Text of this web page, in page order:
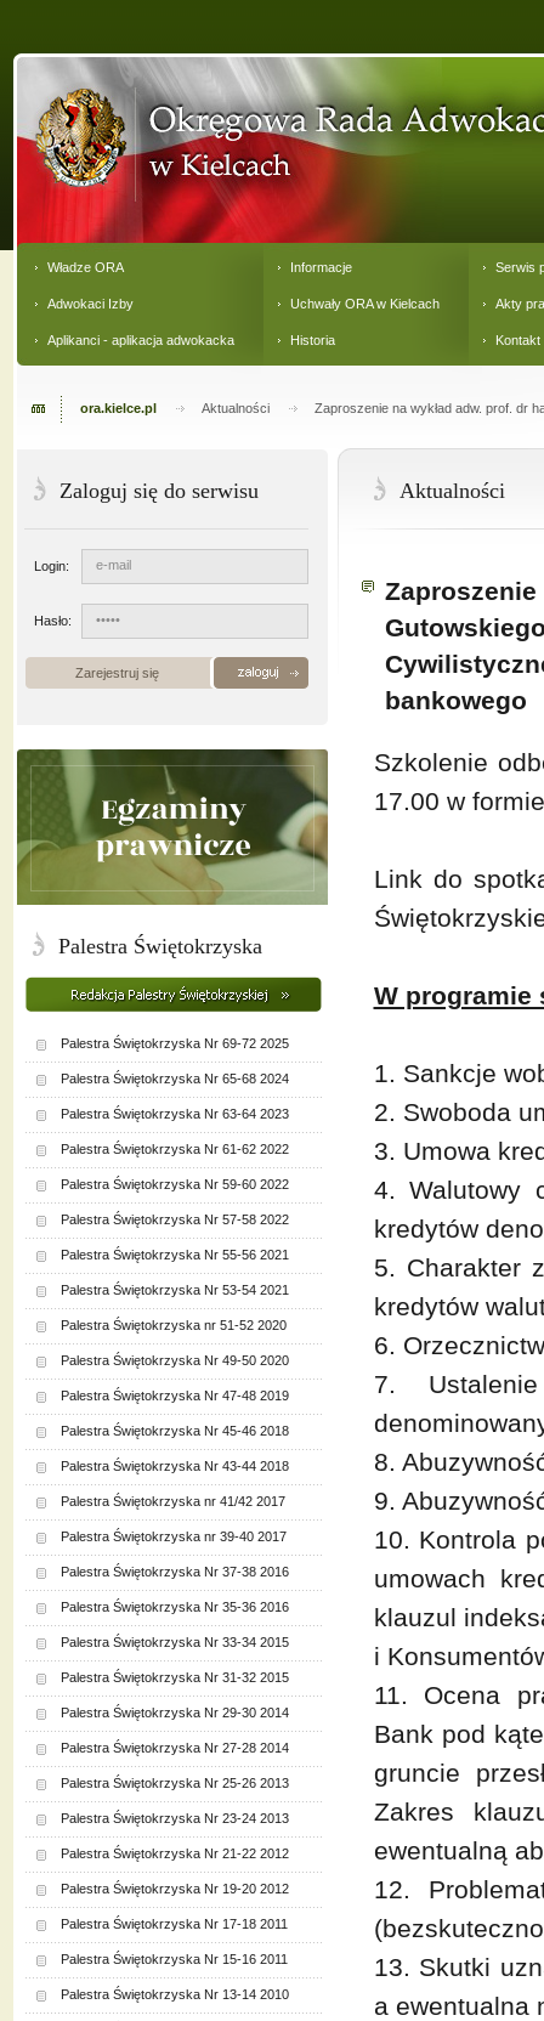
Władze ORA
Adwokaci Izby
Aplikanci - aplikacja adwokacka
Informacje
Uchwały ORA w Kielcach
Historia
Serwis
Akty
Kontakt
ora.kielce.pl Aktualności Zaproszenie na wykład adw. prof. dr
Aktualności
Zaproszenie
bankowego
Szkolenie
17.00 w
Link do
W programie
1. Sankcje
2. Swoboda
3. Umowa
4. Walutowy
kredytów
5. Charakter
kredytów
6.
7.
8.
9.
10. Kontrola
umowach
klauzul
i
11. Ocena
Bank pod
gruncie
Zakres
ewentualną
12.
13. Skutki
a ewentualna
Zaloguj się do serwisu
Login:
Hasło:
Zarejestruj się
Palestra Świętokrzyska
Palestra Świętokrzyska Nr 69-72 2025
Palestra Świętokrzyska Nr 65-68 2024
Palestra Świętokrzyska Nr 63-64 2023
Palestra Świętokrzyska Nr 61-62 2022
Palestra Świętokrzyska Nr 59-60 2022
Palestra Świętokrzyska Nr 57-58 2022
Palestra Świętokrzyska Nr 55-56 2021
Palestra Świętokrzyska Nr 53-54 2021
Palestra Świętokrzyska nr 51-52 2020
Palestra Świętokrzyska Nr 49-50 2020
Palestra Świętokrzyska Nr 47-48 2019
Palestra Świętokrzyska Nr 45-46 2018
Palestra Świętokrzyska Nr 43-44 2018
Palestra Świętokrzyska nr 41/42 2017
Palestra Świętokrzyska nr 39-40 2017
Palestra Świętokrzyska Nr 37-38 2016
Palestra Świętokrzyska Nr 35-36 2016
Palestra Świętokrzyska Nr 33-34 2015
Palestra Świętokrzyska Nr 31-32 2015
Palestra Świętokrzyska Nr 29-30 2014
Palestra Świętokrzyska Nr 27-28 2014
Palestra Świętokrzyska Nr 25-26 2013
Palestra Świętokrzyska Nr 23-24 2013
Palestra Świętokrzyska Nr 21-22 2012
Palestra Świętokrzyska Nr 19-20 2012
Palestra Świętokrzyska Nr 17-18 2011
Palestra Świętokrzyska Nr 15-16 2011
Palestra Świętokrzyska Nr 13-14 2010